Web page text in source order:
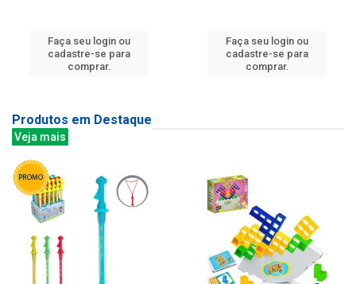
Faça seu login ou
cadastre-se para
comprar.
Faça seu login ou
cadastre-se para
comprar.
Produtos em Destaque
Veja mais